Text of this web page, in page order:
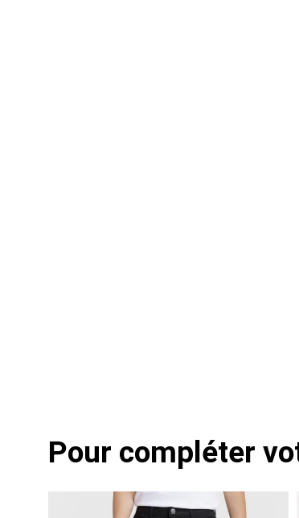
Pour compléter